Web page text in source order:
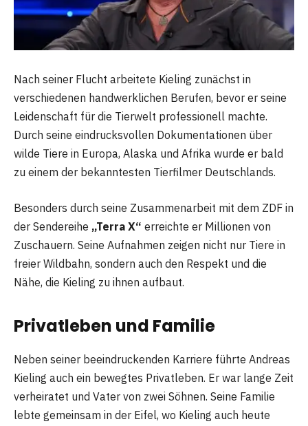
Nach seiner Flucht arbeitete Kieling zunächst in
verschiedenen handwerklichen Berufen, bevor er seine
Leidenschaft für die Tierwelt professionell machte.
Durch seine eindrucksvollen Dokumentationen über
wilde Tiere in Europa, Alaska und Afrika wurde er bald
zu einem der bekanntesten Tierfilmer Deutschlands.
Besonders durch seine Zusammenarbeit mit dem ZDF in
der Sendereihe „Terra X“ erreichte er Millionen von
Zuschauern. Seine Aufnahmen zeigen nicht nur Tiere in
freier Wildbahn, sondern auch den Respekt und die
Nähe, die Kieling zu ihnen aufbaut.
Privatleben und Familie
Neben seiner beeindruckenden Karriere führte Andreas
Kieling auch ein bewegtes Privatleben. Er war lange Zeit
verheiratet und Vater von zwei Söhnen. Seine Familie
lebte gemeinsam in der Eifel, wo Kieling auch heute